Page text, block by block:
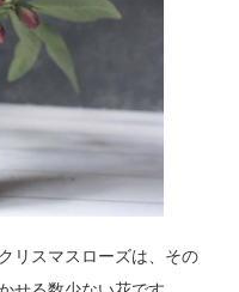
リスマスローズは、その